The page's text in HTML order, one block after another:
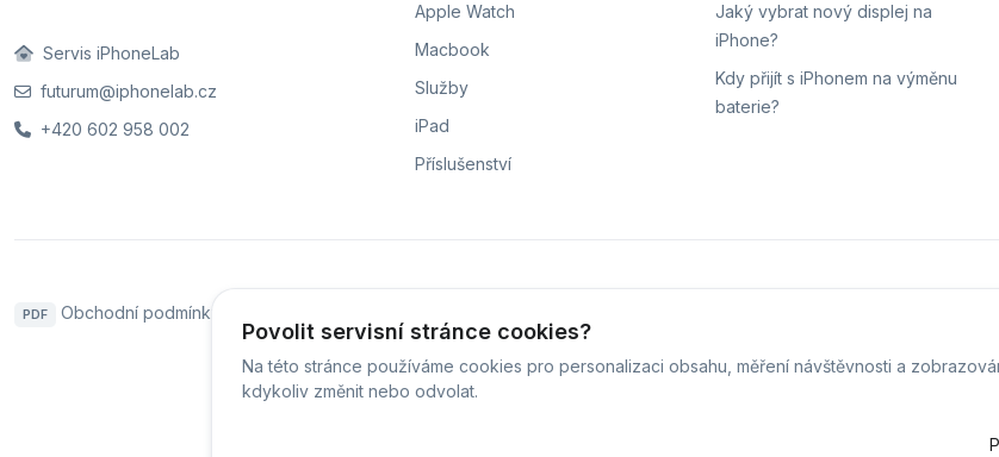
Povolit servisní stránce cookies?
Na této stránce používáme cookies pro personalizaci obsahu, měření návštěvnosti a
kdykoliv změnit nebo odvolat.
Servis iPhoneLab
futurum@iphonelab.cz
+420 602 958 002
Apple Watch
Macbook
Služby
iPad
Příslušenství
Jaký vybrat nový displej na
iPhone?
Kdy přijít s iPhonem na výměnu
baterie?
PDF Obchodní podmínky
© Servis iPhoneLab - 2026 -